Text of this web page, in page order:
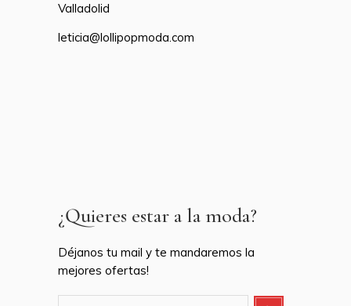
Valladolid
leticia@lollipopmoda.com
¿Quieres estar a la moda?
Déjanos tu mail y te mandaremos la
mejores ofertas!